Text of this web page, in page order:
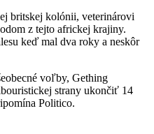
britskej kolónii, veterinárovi
z tejto africkej krajiny.
keď mal dva roky a neskôr
voľby, Gething
strany ukončiť 14
Politico.